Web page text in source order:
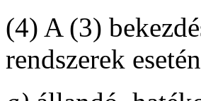
(4) A (3)
rendszerek